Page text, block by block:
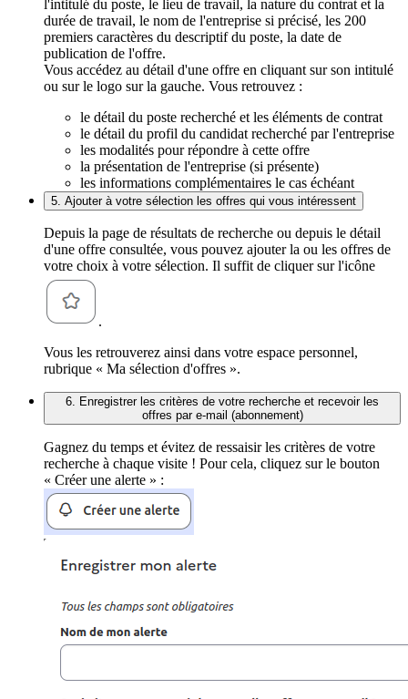
l'intitulé du poste, le lieu de travail, la nature du contrat et la
durée de travail, le nom de l'entreprise si précisé, les 200
premiers caractères du descriptif du poste, la date de
publication de l'offre.
Vous accédez au détail d'une offre en cliquant sur son intitulé
ou sur le logo sur la gauche. Vous retrouvez :
le détail du poste recherché et les éléments de contrat
le détail du profil du candidat recherché par l'entreprise
les modalités pour répondre à cette offre
la présentation de l'entreprise (si présente)
les informations complémentaires le cas échéant
5. Ajouter à votre sélection les offres qui vous intéressent
Depuis la page de résultats de recherche ou depuis le détail
d'une offre consultée, vous pouvez ajouter la ou les offres de
votre choix à votre sélection. Il suffit de cliquer sur l'icône
.
Vous les retrouverez ainsi dans votre espace personnel,
rubrique « Ma sélection d'offres ».
6. Enregistrer les critères de votre recherche et recevoir les
offres par e-mail (abonnement)
Gagnez du temps et évitez de ressaisir les critères de votre
recherche à chaque visite ! Pour cela, cliquez sur le bouton
« Créer une alerte » :